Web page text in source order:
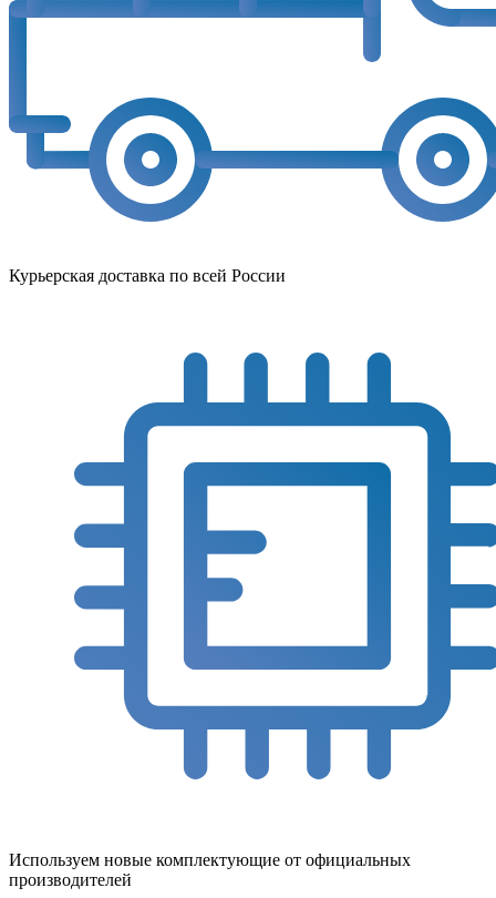
Курьерская доставка по всей России
Используем новые комплектующие от официальных
производителей